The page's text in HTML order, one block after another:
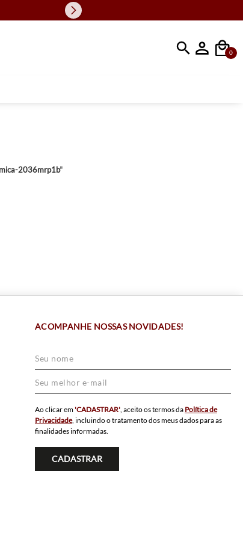
Faça sua busca
0
2036mrp1b"
ACOMPANHE NOSSAS NOVIDADES!
Ao clicar em'CADASTRAR', aceito os termos da Política de
Privacidade, incluindo o tratamento dos meus dados para as
finalidades informadas.
CADASTRAR